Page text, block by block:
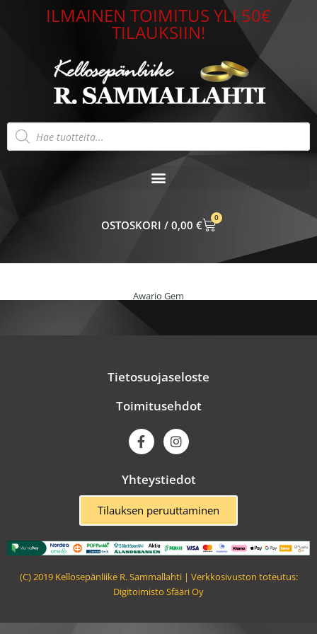
ILMAINEN TOIMITUS YLI 50€
TILAUKSIIN!
Products
search
0,00 €
0
CART
Awario Gem
Tietosuojaseloste
Toimitusehdot
F
a
c
b
o
o
k
I
n
s
a
g
r
a
m
Yhteystiedot
Tilauksen peruuttaminen
(C) 2019 Kellosepänliike R. Sammallahti | Verkkosivuston toteutus:
Digitoimisto Sfääri Oy